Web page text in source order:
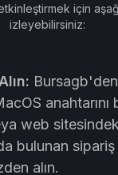
için
izleyebilirsiniz:
Bursagb'den
web
bulunan sipariş
alın.